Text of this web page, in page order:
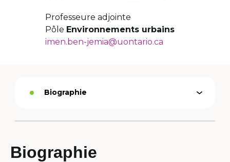
Professeure adjointe
Pôle Environnements urbains
imen.ben-jemia@uontario.ca
Ouvrir
OptionBiographie
Biographie